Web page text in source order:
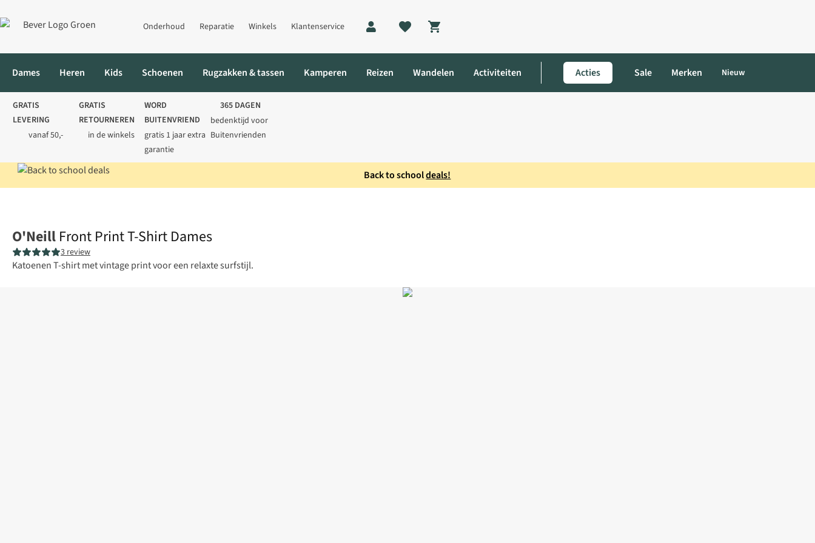
Onderhoud Reparatie Winkels Klantenservice
Shopping cart
Dames Heren Kids Schoenen Rugzakken & tassen Kamperen Reizen Wandelen Activiteiten Acties Sale Merken Nieuw
GRATIS
LEVERING
vanaf 50,-
GRATIS
RETOURNEREN
in de winkels
WORD
BUITENVRIEND
gratis 1 jaar extra
garantie
365 DAGEN
bedenktijd voor
Buitenvrienden
Back to schooldeals!
O'Neill Front Print T-Shirt Dames
3 review
Katoenen T-shirt met vintage print voor een relaxte surfstijl.